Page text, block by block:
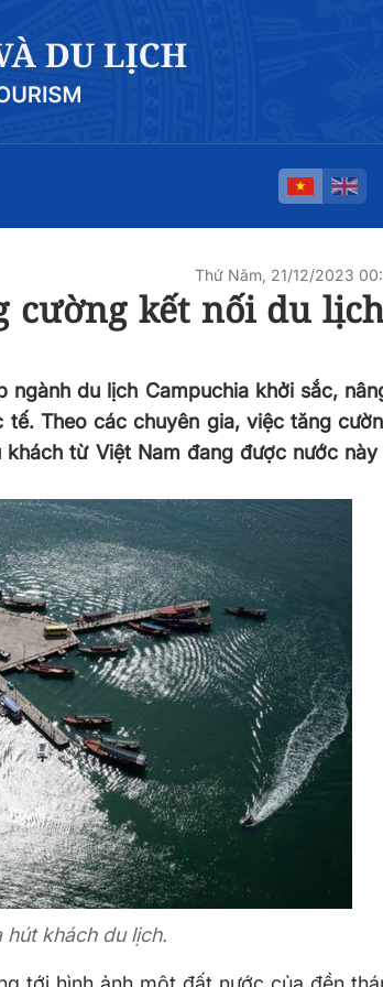
Thứ Năm, 21/12/2023
cường kết nối du
du lịch Campuchia khởi sắc,
Theo các chuyên gia, việc tăng
từ Việt Nam đang được nước này
hút khách du lịch.